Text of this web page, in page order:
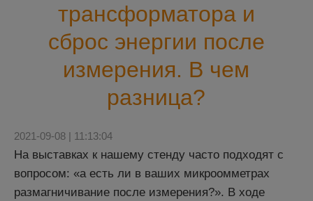
трансформатора и
сброс энергии после
измерения. В чем
разница?
2021-09-08 | 11:13:04
На выставках к нашему стенду часто подходят с
вопросом: «а есть ли в ваших микроомметрах
размагничивание после измерения?». В ходе